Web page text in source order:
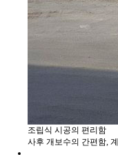
조립식 시공의 편리함
사후 개보수의 간편함,